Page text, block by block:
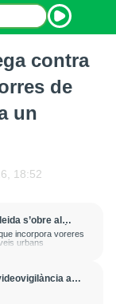
INICI
NOTÍCIES
PROGRAMES
CONTACTE
contra
de
un
18:52
s’obre al
Ciutat Jardí i
incorpora voreres
urbans
a